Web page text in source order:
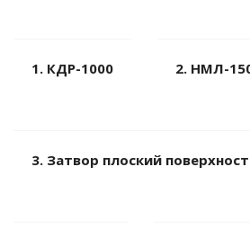
1. КДР-1000 2. НМЛ-
3. Затвор плоский